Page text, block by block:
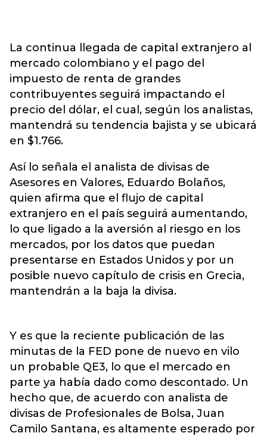
La continua llegada de capital extranjero al
mercado colombiano y el pago del
impuesto de renta de grandes
contribuyentes seguirá impactando el
precio del dólar, el cual, según los analistas,
mantendrá su tendencia bajista y se ubicará
en $1.766.
Así lo señala el analista de divisas de
Asesores en Valores, Eduardo Bolaños,
quien afirma que el flujo de capital
extranjero en el país seguirá aumentando,
lo que ligado a la aversión al riesgo en los
mercados, por los datos que puedan
presentarse en Estados Unidos y por un
posible nuevo capítulo de crisis en Grecia,
mantendrán a la baja la divisa.
Y es que la reciente publicación de las
minutas de la FED pone de nuevo en vilo
un probable QE3, lo que el mercado en
parte ya había dado como descontado. Un
hecho que, de acuerdo con analista de
divisas de Profesionales de Bolsa, Juan
Camilo Santana, es altamente esperado por